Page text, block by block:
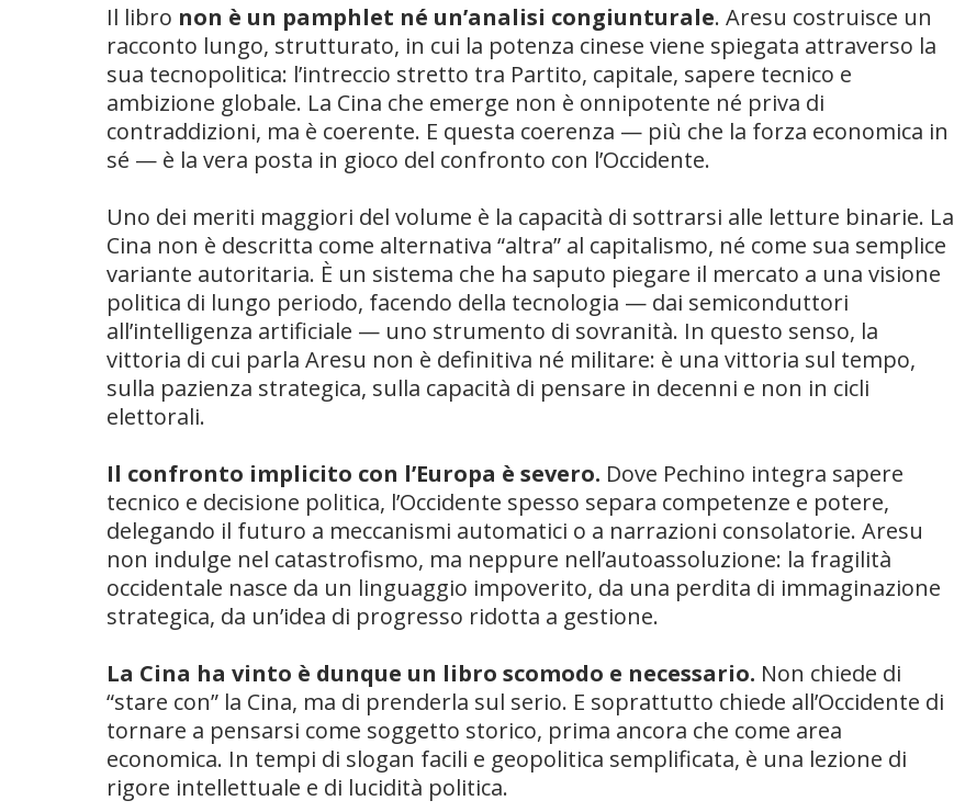
Il libro non è un pamphlet né un’analisi congiunturale. Aresu costruisce un
racconto lungo, strutturato, in cui la potenza cinese viene spiegata attraverso la
sua tecnopolitica: l’intreccio stretto tra Partito, capitale, sapere tecnico e
ambizione globale. La Cina che emerge non è onnipotente né priva di
contraddizioni, ma è coerente. E questa coerenza — più che la forza economica in
sé — è la vera posta in gioco del confronto con l’Occidente.
Uno dei meriti maggiori del volume è la capacità di sottrarsi alle letture binarie. La
Cina non è descritta come alternativa “altra” al capitalismo, né come sua semplice
variante autoritaria. È un sistema che ha saputo piegare il mercato a una visione
politica di lungo periodo, facendo della tecnologia — dai semiconduttori
all’intelligenza artificiale — uno strumento di sovranità. In questo senso, la
vittoria di cui parla Aresu non è definitiva né militare: è una vittoria sul tempo,
sulla pazienza strategica, sulla capacità di pensare in decenni e non in cicli
elettorali.
Il confronto implicito con l’Europa è severo. Dove Pechino integra sapere
tecnico e decisione politica, l’Occidente spesso separa competenze e potere,
delegando il futuro a meccanismi automatici o a narrazioni consolatorie. Aresu
non indulge nel catastrofismo, ma neppure nell’autoassoluzione: la fragilità
occidentale nasce da un linguaggio impoverito, da una perdita di immaginazione
strategica, da un’idea di progresso ridotta a gestione.
La Cina ha vinto è dunque un libro scomodo e necessario. Non chiede di
“stare con” la Cina, ma di prenderla sul serio. E soprattutto chiede all’Occidente di
tornare a pensarsi come soggetto storico, prima ancora che come area
economica. In tempi di slogan facili e geopolitica semplificata, è una lezione di
rigore intellettuale e di lucidità politica.